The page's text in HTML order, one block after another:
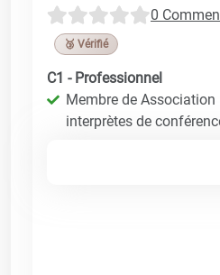
0
🥉 Vérifié
C1 - Professionnel
Membre de
interprètes de